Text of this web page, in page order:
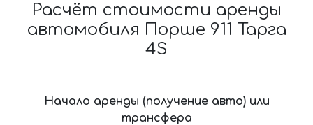
Расчёт стоимости аренды
автомобиля Порше 911 Тарга
4S
Начало аренды (получение авто) или
трансфера